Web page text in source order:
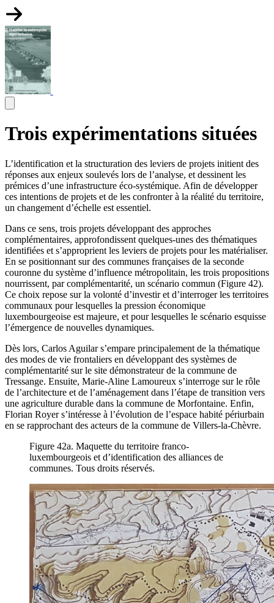
Trois expérimentations situées
L’identification et la structuration des leviers de projets initient des
réponses aux enjeux soulevés lors de l’analyse, et dessinent les
prémices d’une infrastructure éco-systémique. Afin de développer
ces intentions de projets et de les confronter à la réalité du territoire,
un changement d’échelle est essentiel.
Dans ce sens, trois projets développant des approches
complémentaires, approfondissent quelques-unes des thématiques
identifiées et s’approprient les leviers de projets pour les matérialiser.
En se positionnant sur des communes françaises de la seconde
couronne du système d’influence métropolitain, les trois propositions
nourrissent, par complémentarité, un scénario commun (Figure 42).
Ce choix repose sur la volonté d’investir et d’interroger les territoires
communaux pour lesquelles la pression économique
luxembourgeoise est majeure, et pour lesquelles le scénario esquisse
l’émergence de nouvelles dynamiques.
Dès lors, Carlos Aguilar s’empare principalement de la thématique
des modes de vie frontaliers en développant des systèmes de
complémentarité sur le site démonstrateur de la commune de
Tressange. Ensuite, Marie-Aline Lamoureux s’interroge sur le rôle
de l’architecture et de l’aménagement dans l’étape de transition vers
une agriculture durable dans la commune de Morfontaine. Enfin,
Florian Royer s’intéresse à l’évolution de l’espace habité périurbain
en se rapprochant des acteurs de la commune de Villers-la-Chèvre.
Figure 42a. Maquette du territoire franco-
luxembourgeois et d’identification des alliances de
communes. Tous droits réservés.